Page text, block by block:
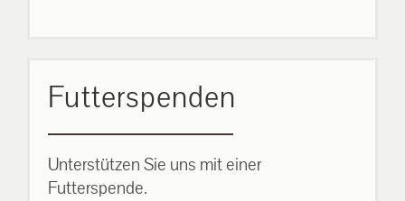
Futterspenden
Unterstützen Sie uns mit einer
Futterspende.